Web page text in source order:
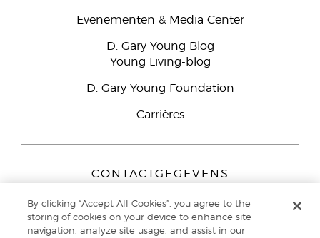
Evenementen & Media Center
D. Gary Young Blog
Young Living-blog
D. Gary Young Foundation
Carrières
CONTACTGEGEVENS
Peizerweg 97
9727 AJ Groningen
By clicking “Accept All Cookies”, you agree to the
storing of cookies on your device to enhance site
navigation, analyze site usage, and assist in our